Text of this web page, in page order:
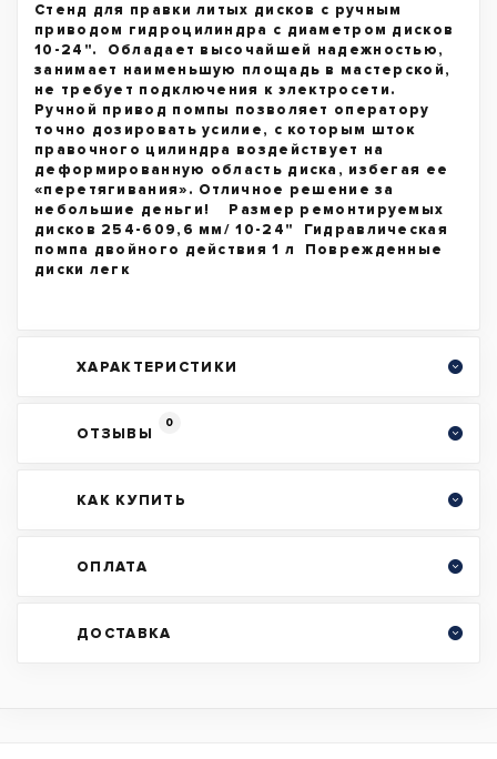
Стенд для правки литых дисков с ручным
приводом гидроцилиндра с диаметром дисков
10-24". Обладает высочайшей надежностью,
занимает наименьшую площадь в мастерской,
не требует подключения к электросети.
Ручной привод помпы позволяет оператору
точно дозировать усилие, с которым шток
правочного цилиндра воздействует на
деформированную область диска, избегая ее
«перетягивания». Отличное решение за
небольшие деньги! Размер ремонтируемых
дисков 254-609,6 мм/ 10-24" Гидравлическая
помпа двойного действия 1 л Поврежденные
диски легк
ХАРАКТЕРИСТИКИ
ОТЗЫВЫ
0
КАК КУПИТЬ
ОПЛАТА
ДОСТАВКА